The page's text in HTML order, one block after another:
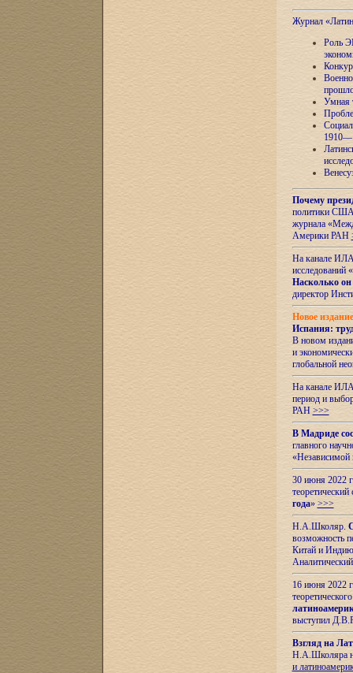
Журнал
Роль
Умная
Почему
политики США
журнала
Америки РАН
На канале ИЛА
исследований «
Насколько он
директор
Новое
Испания:
В новом
и
глобальной
На канале
период и
РАН >>>
В Мадриде
главного
«Независимой
30 июня 2022
года» >>>
Н.А.Школяр.
возможность
Китай и
16 июня 2022
выступил
Взгляд на
Н.А.Школяра
и